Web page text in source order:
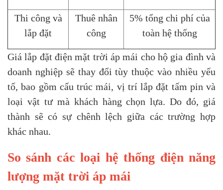
Thi công và
lắp đặt
Thuê nhân
công
5% tổng chi phí của
toàn hệ thống
Giá lắp đặt điện mặt trời áp mái cho hộ gia đình và
doanh nghiệp sẽ thay đổi tùy thuộc vào nhiều yếu
tố, bao gồm cấu trúc mái, vị trí lắp đặt tấm pin và
loại vật tư mà khách hàng chọn lựa. Do đó, giá
thành sẽ có sự chênh lệch giữa các trường hợp
khác nhau.
So sánh các loại hệ thống điện năng
lượng mặt trời áp mái